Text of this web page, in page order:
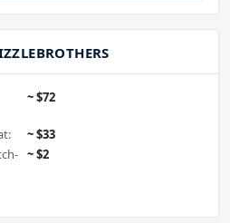
~ $72
~ $33
~ $2